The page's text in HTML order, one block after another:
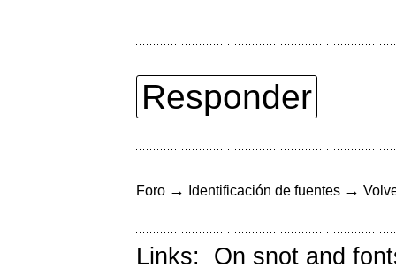
Responder
Foro → Identificación de fuentes →
Links: On snot and